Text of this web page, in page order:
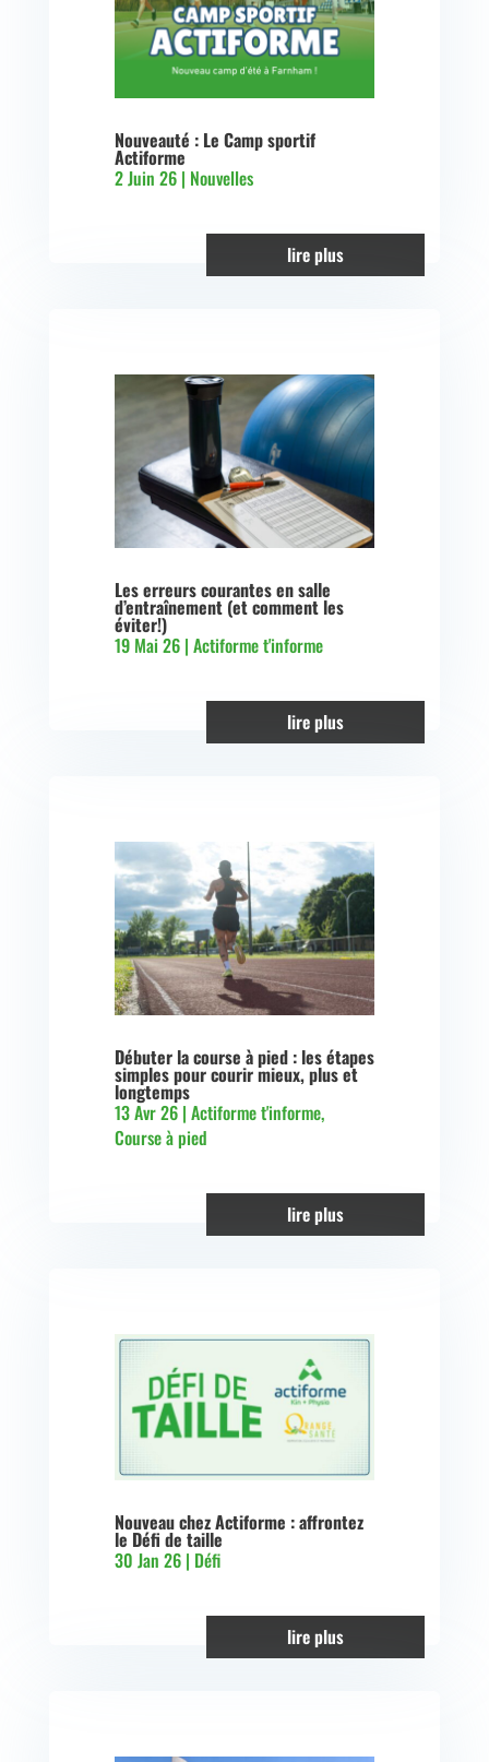
Nouveauté : Le Camp sportif
Actiforme
2 Juin 26| Nouvelles
lire plus
Les erreurs courantes en salle
d’entraînement (et comment les
éviter!)
19 Mai 26| Actiforme t'informe
lire plus
Débuter la course à pied : les étapes
simples pour courir mieux, plus et
longtemps
13 Avr 26| Actiforme t'informe,
Course à pied
lire plus
Nouveau chez Actiforme : affrontez
le Défi de taille
30 Jan 26| Défi
lire plus